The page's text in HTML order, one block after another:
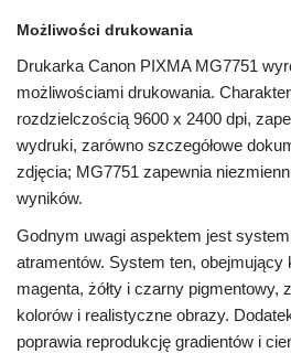
Możliwości drukowania
Drukarka Canon PIXMA MG7751
możliwościami drukowania.
rozdzielczością 9600 x 2400 dpi,
wydruki, zarówno szczegółowe
zdjęcia; MG7751 zapewnia
wyników.
Godnym uwagi aspektem jest
atramentów. System ten, obejmujący
magenta, żółty i czarny pigmentowy,
kolorów i realistyczne obrazy.
poprawia reprodukcję gradientów i